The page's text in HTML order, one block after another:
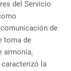
del Servicio
de
toma de
armonía,
la